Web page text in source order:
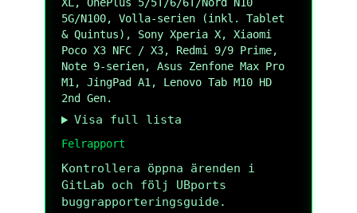
5G/N100, Volla-serien (inkl. Tablet
& Quintus), Sony Xperia X, Xiaomi
Poco X3 NFC / X3, Redmi 9/9 Prime,
Note 9-serien, Asus Zenfone Max Pro
M1, JingPad A1, Lenovo Tab M10 HD
2nd Gen.
Visa full lista
Felrapport
Kontrollera öppna ärenden i
GitLab och följ UBports
buggrapporteringsguide.